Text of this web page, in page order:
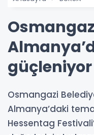
güçleniyor
Osmangazi
Almanya’daki
Hessentag